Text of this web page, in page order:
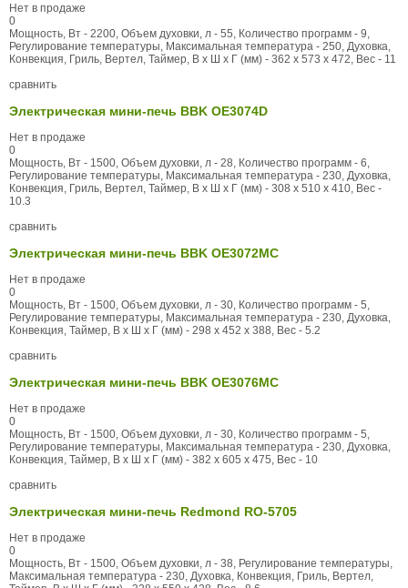
Нет в продаже
0
Мощность, Вт - 2200, Объем духовки, л - 55, Количество программ - 9,
Регулирование температуры, Максимальная температура - 250, Духовка,
Конвекция, Гриль, Вертел, Таймер, В x Ш x Г (мм) - 362 x 573 x 472, Вес - 11
сравнить
Электрическая мини-печь BBK OE3074D
Нет в продаже
0
Мощность, Вт - 1500, Объем духовки, л - 28, Количество программ - 6,
Регулирование температуры, Максимальная температура - 230, Духовка,
Конвекция, Гриль, Вертел, Таймер, В x Ш x Г (мм) - 308 x 510 x 410, Вес -
10.3
сравнить
Электрическая мини-печь BBK OE3072MC
Нет в продаже
0
Мощность, Вт - 1500, Объем духовки, л - 30, Количество программ - 5,
Регулирование температуры, Максимальная температура - 230, Духовка,
Конвекция, Таймер, В x Ш x Г (мм) - 298 x 452 x 388, Вес - 5.2
сравнить
Электрическая мини-печь BBK OE3076MC
Нет в продаже
0
Мощность, Вт - 1500, Объем духовки, л - 30, Количество программ - 5,
Регулирование температуры, Максимальная температура - 230, Духовка,
Конвекция, Таймер, В x Ш x Г (мм) - 382 x 605 x 475, Вес - 10
сравнить
Электрическая мини-печь Redmond RO-5705
Нет в продаже
0
Мощность, Вт - 1500, Объем духовки, л - 38, Регулирование температуры,
Максимальная температура - 230, Духовка, Конвекция, Гриль, Вертел,